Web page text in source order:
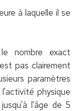
à laquelle il se
nombre exact
pas clairement
paramètres
physique
l'âge de 5